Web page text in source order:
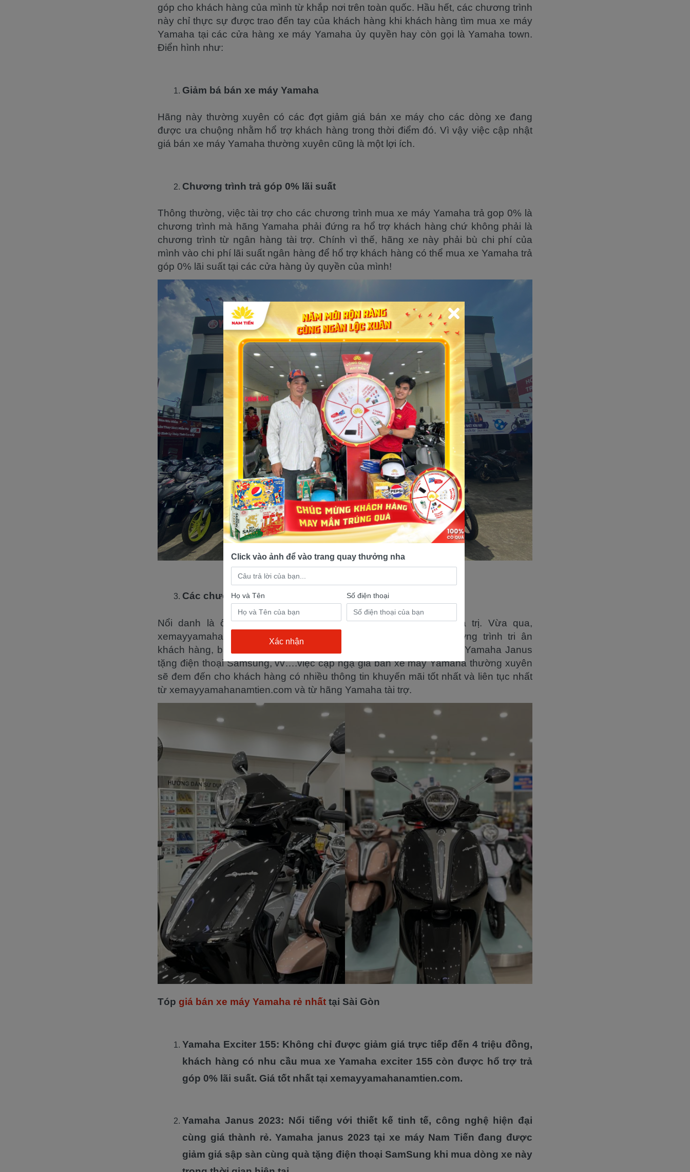
góp cho khách hàng của mình từ khắp nơi trên toàn quốc. Hầu hết, các chương trình
này chỉ thực sự được trao đến tay của khách hàng khi khách hàng tìm mua xe máy
Yamaha tại các cửa hàng xe máy Yamaha ủy quyền hay còn gọi là Yamaha town.
Điển hình như:
Giảm bá bán xe máy Yamaha
Hãng này thường xuyên có các đợt giảm giá bán xe máy cho các dòng xe đang
được ưa chuộng nhằm hổ trợ khách hàng trong thời điểm đó. Vì vậy việc cập nhật
giá bán xe máy Yamaha thường xuyên cũng là một lợi ích.
Chương trình trả góp 0% lãi suất
Thông thường, việc tài trợ cho các chương trình mua xe máy Yamaha trả gop 0% là
chương trình mà hãng Yamaha phải đứng ra hổ trợ khách hàng chứ không phải là
chương trình từ ngân hàng tài trợ. Chính vì thế, hãng xe này phải bù chi phí của
mình vào chi phí lãi suất ngân hàng để hổ trợ khách hàng có thể mua xe Yamaha trả
góp 0% lãi suất tại các cửa hàng ủy quyền của mình!
Các chương trình ưu đãi tặng quà giá trị
Nổi danh là ông vua trong làng giảm giá bán và tặng quà giá trị. Vừa qua,
xemayyamahanamtien.com cùng hãng Yamaha đã tổ chức chương trình tri ân
khách hàng, bảo trì kiểm tra xe miễn phí, sửa xe trúng xe, mua xe Yamaha Janus
tặng điện thoại Samsung, vv….việc cập ngậ giá bán xe máy Yamaha thường xuyên
sẽ đem đến cho khách hàng có nhiều thông tin khuyến mãi tốt nhất và liên tục nhất
từ xemayyamahanamtien.com và từ hãng Yamaha tài trợ.
Tóp giá bán xe máy Yamaha rẻ nhất tại Sài Gòn
Yamaha Exciter 155: Không chỉ được giảm giá trực tiếp đến 4 triệu đồng,
khách hàng có nhu cầu mua xe Yamaha exciter 155 còn được hổ trợ trả
góp 0% lãi suất. Giá tốt nhất tại xemayyamahanamtien.com.
Yamaha Janus 2023: Nổi tiếng với thiết kế tinh tế, công nghệ hiện đại
cùng giá thành rẻ. Yamaha janus 2023 tại xe máy Nam Tiến đang được
giảm giá sập sàn cùng quà tặng điện thoại SamSung khi mua dòng xe này
Click vào ảnh để vào trang quay thưởng nha
Họ và Tên Số điện thoại